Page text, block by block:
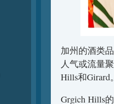
加州的酒类
人气或流量
Hills和Girard
Grgich Hills